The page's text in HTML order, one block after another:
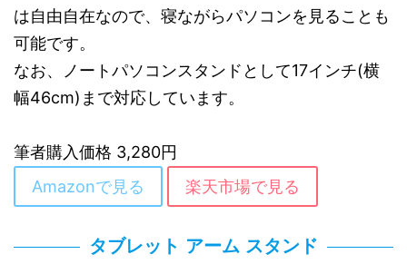
は自由自在なので、寝ながらパソコンを見ることも
可能です。
なお、ノートパソコンスタンドとして17インチ(横
幅46cm)まで対応しています。
筆者購入価格 3,280円
Amazonで見る
楽天市場で見る
タブレット アーム スタンド